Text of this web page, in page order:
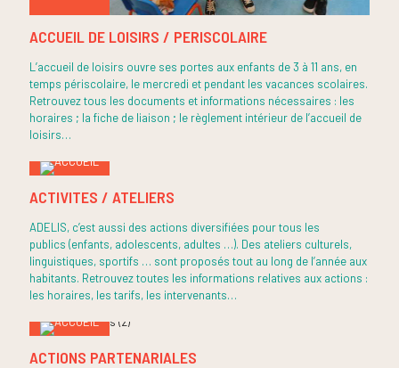
ACCUEIL DE LOISIRS / PERISCOLAIRE
L’accueil de loisirs ouvre ses portes aux enfants de 3 à 11 ans, en
temps périscolaire, le mercredi et pendant les vacances scolaires.
Retrouvez tous les documents et informations nécessaires : les
horaires ; la fiche de liaison ; le règlement intérieur de l’accueil de
loisirs…
ACTIVITES / ATELIERS
ADELIS, c’est aussi des actions diversifiées pour tous les
publics (enfants, adolescents, adultes …). Des ateliers culturels,
linguistiques, sportifs … sont proposés tout au long de l’année aux
habitants. Retrouvez toutes les informations relatives aux actions :
les horaires, les tarifs, les intervenants…
ACTIONS PARTENARIALES